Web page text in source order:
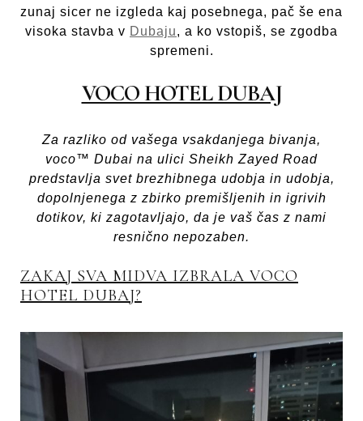
zunaj sicer ne izgleda kaj posebnega, pač še ena
visoka stavba v Dubaju, a ko vstopiš, se zgodba
spremeni.
VOCO HOTEL DUBAJ
Za razliko od vašega vsakdanjega bivanja,
voco™ Dubai na ulici Sheikh Zayed Road
predstavlja svet brezhibnega udobja in udobja,
dopolnjenega z zbirko premišljenih in igrivih
dotikov, ki zagotavljajo, da je vaš čas z nami
resnično nepozaben.
ZAKAJ SVA MIDVA IZBRALA VOCO
HOTEL DUBAJ?